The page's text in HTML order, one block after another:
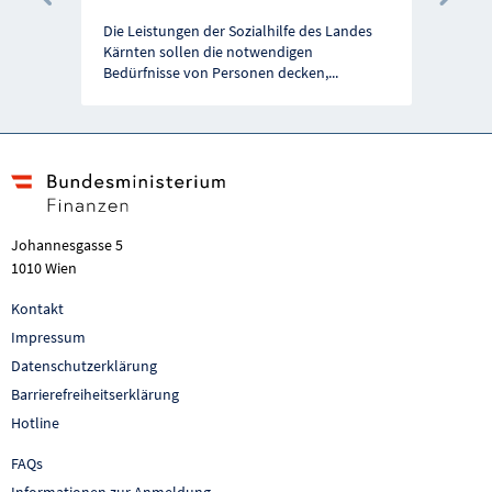
Die Leistungen der Sozialhilfe des Landes
Kärnten sollen die notwendigen
Bedürfnisse von Personen decken,...
Vorherige Förderung
Johannesgasse 5
1010 Wien
Kontakt
Impressum
Datenschutzerklärung
Barrierefreiheitserklärung
Hotline
FAQs